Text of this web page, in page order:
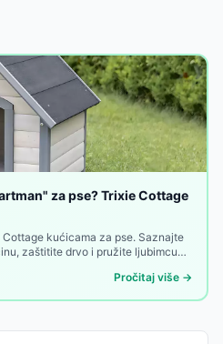
za pse? Trixie Cottage
kućicama za pse. Saznajte
zaštitite drvo i pružite ljubimcu
Pročitaj više →